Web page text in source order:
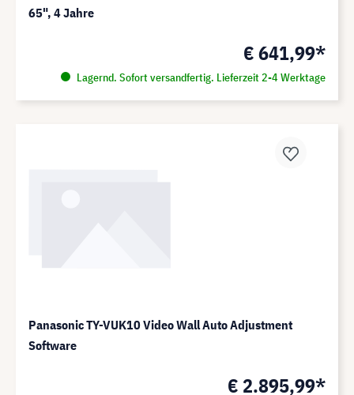
65", 4 Jahre
€ 641,99*
Lagernd. Sofort versandfertig. Lieferzeit 2-4 Werktage
Panasonic TY-VUK10 Video Wall Auto Adjustment
Software
€ 2.895,99*